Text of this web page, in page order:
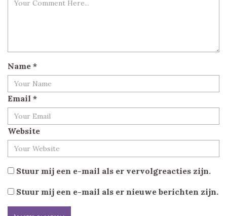
Name *
Email *
Website
Stuur mij een e-mail als er vervolgreacties zijn.
Stuur mij een e-mail als er nieuwe berichten zijn.